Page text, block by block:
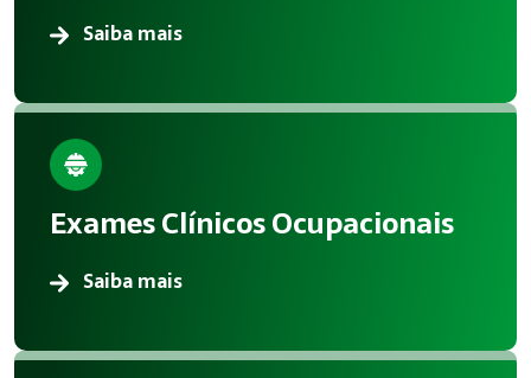
Saiba mais
Exames Clínicos Ocupacionais
Saiba mais